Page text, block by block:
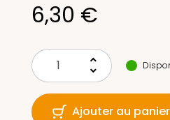
6,30 €
keyboard_arrow_up
keyboard_arrow_down
Ajouter au panier